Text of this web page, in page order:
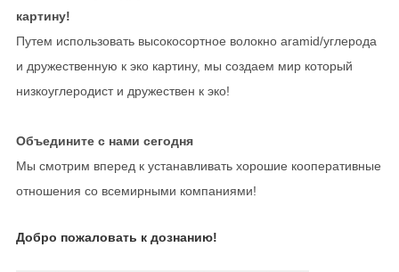
картину!
Путем использовать высокосортное волокно aramid/углерода
и дружественную к эко картину, мы создаем мир который
низкоуглеродист и дружествен к эко!
Объедините с нами сегодня
Мы смотрим вперед к устанавливать хорошие кооперативные
отношения со всемирными компаниями!
Добро пожаловать к дознанию!